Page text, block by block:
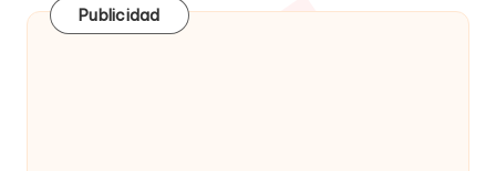
Publicidad